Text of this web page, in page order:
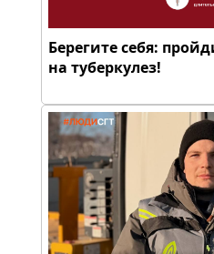
Берегите себя:
на туберкулез!